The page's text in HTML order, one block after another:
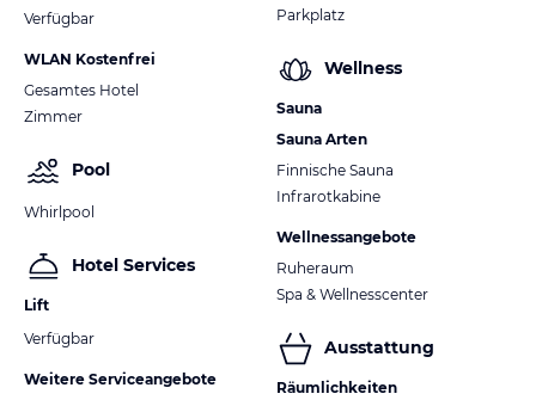
Verfügbar
WLAN Kostenfrei
Gesamtes Hotel
Zimmer
Pool
Whirlpool
Hotel Services
Lift
Verfügbar
Weitere Serviceangebote
Parkplatz
Wellness
Sauna
Sauna Arten
Finnische Sauna
Infrarotkabine
Wellnessangebote
Ruheraum
Spa & Wellnesscenter
Ausstattung
Räumlichkeiten